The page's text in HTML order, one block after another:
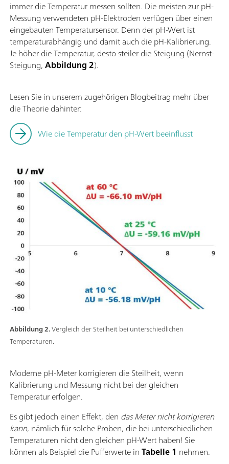
immer die Temperatur messen sollten. Die meisten zur pH-
Messung verwendeten pH-Elektroden verfügen über einen
eingebauten Temperatursensor. Denn der pH-Wert ist
temperaturabhängig und damit auch die pH-Kalibrierung.
Je höher die Temperatur, desto steiler die Steigung (Nernst-
Steigung,Abbildung 2).
Lesen Sie in unserem zugehörigen Blogbeitrag mehr über
die Theorie dahinter:
Wie die Temperatur den pH-Wert beeinflusst
Abbildung 2.Vergleich der Steilheit bei unterschiedlichen
Temperaturen.
Moderne pH-Meter korrigieren die Steilheit, wenn
Kalibrierung und Messung nicht bei der gleichen
Temperatur erfolgen.
Es gibt jedoch einen Effekt, den das Meter nicht korrigieren
kann, nämlich für solcheProben, die bei unterschiedlichen
Temperaturen nicht den gleichen pH-Wert haben! Sie
können als Beispiel die Pufferwerte inTabelle 1 nehmen.